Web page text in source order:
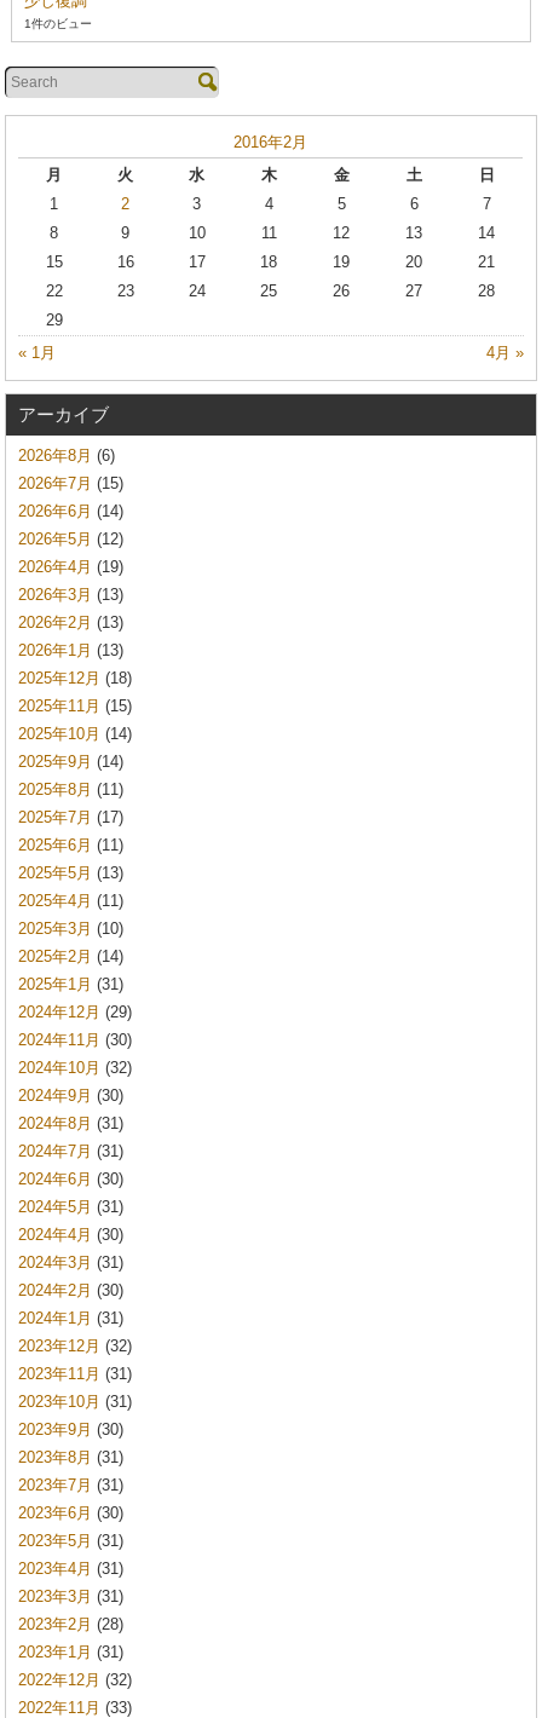
1件のビュー
2016年2月
月
火 水 木 金 土
日
1
2 3 4 5 6
7
8
9 10 11 12 13
14
15
16 17 18 19 20
21
22
23 24 25 26 27
28
29
« 1月
4月 »
アーカイブ
2026年8月 (6)
2026年7月 (15)
2026年6月 (14)
2026年5月 (12)
2026年4月 (19)
2026年3月 (13)
2026年2月 (13)
2026年1月 (13)
2025年12月 (18)
2025年11月 (15)
2025年10月 (14)
2025年9月 (14)
2025年8月 (11)
2025年7月 (17)
2025年6月 (11)
2025年5月 (13)
2025年4月 (11)
2025年3月 (10)
2025年2月 (14)
2025年1月 (31)
2024年12月 (29)
2024年11月 (30)
2024年10月 (32)
2024年9月 (30)
2024年8月 (31)
2024年7月 (31)
2024年6月 (30)
2024年5月 (31)
2024年4月 (30)
2024年3月 (31)
2024年2月 (30)
2024年1月 (31)
2023年12月 (32)
2023年11月 (31)
2023年10月 (31)
2023年9月 (30)
2023年8月 (31)
2023年7月 (31)
2023年6月 (30)
2023年5月 (31)
2023年4月 (31)
2023年3月 (31)
2023年2月 (28)
2023年1月 (31)
2022年12月 (32)
2022年11月 (33)